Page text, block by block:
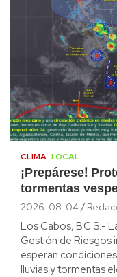
CLIMA LOCAL
¡Prepárese!
tormentas
2026-08-04
Los Cabos, B.C.S.-
Gestión de Riesgos
esperan
lluvias y tormentas